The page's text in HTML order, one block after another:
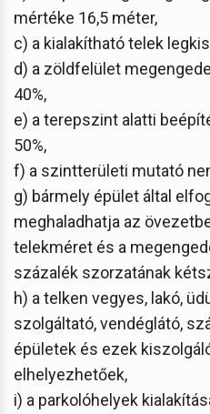
mértéke 16,5 méter,
c) a kialakítható telek
d) a zöldfelület
40%,
e) a terepszint alatti
50%,
f) a szintterületi mutató
g) bármely épület által
meghaladhatja az
telekméret és a
százalék szorzatának
h) a telken vegyes, lakó,
szolgáltató, vendéglátó,
épületek és ezek
elhelyezhetőek,
i) a parkolóhelyek